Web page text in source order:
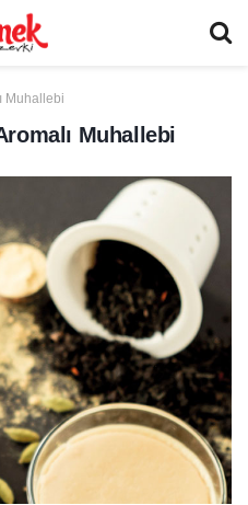
Muhallebi
Muhallebi